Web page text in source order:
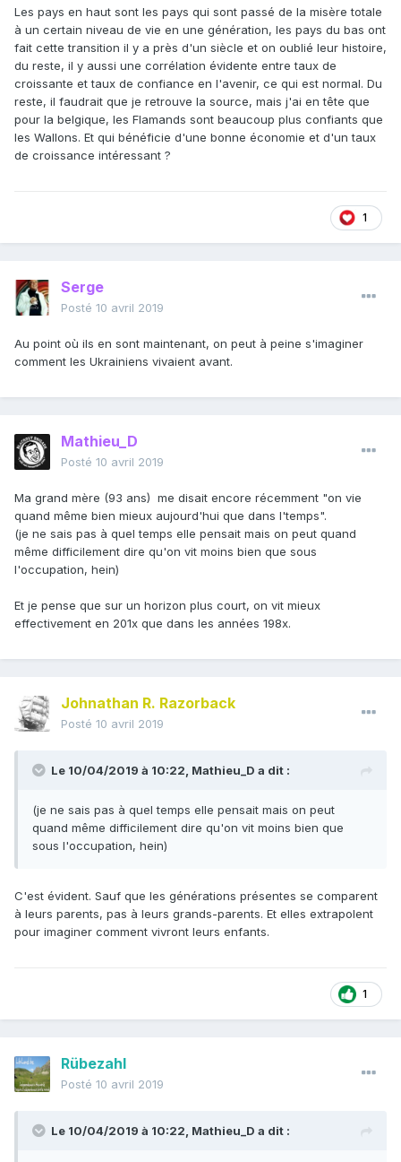
Les pays en haut sont les pays qui sont passé de la misère totale
à un certain niveau de vie en une génération, les pays du bas ont
fait cette transition il y a près d'un siècle et on oublié leur histoire,
du reste, il y aussi une corrélation évidente entre taux de
croissante et taux de confiance en l'avenir, ce qui est normal. Du
reste, il faudrait que je retrouve la source, mais j'ai en tête que
pour la belgique, les Flamands sont beaucoup plus confiants que
les Wallons. Et qui bénéficie d'une bonne économie et d'un taux
de croissance intéressant ?
1
Serge
Posté 10 avril 2019
Au point où ils en sont maintenant, on peut à peine s'imaginer
comment les Ukrainiens vivaient avant.
Mathieu_D
Posté 10 avril 2019
Ma grand mère (93 ans) me disait encore récemment "on vie
quand même bien mieux aujourd'hui que dans l'temps".
(je ne sais pas à quel temps elle pensait mais on peut quand
même difficilement dire qu'on vit moins bien que sous
l'occupation, hein)
Et je pense que sur un horizon plus court, on vit mieux
effectivement en 201x que dans les années 198x.
Johnathan R. Razorback
Posté 10 avril 2019
Le 10/04/2019 à 10:22, Mathieu_D a dit :
(je ne sais pas à quel temps elle pensait mais on peut
quand même difficilement dire qu'on vit moins bien que
sous l'occupation, hein)
C'est évident. Sauf que les générations présentes se comparent
à leurs parents, pas à leurs grands-parents. Et elles extrapolent
pour imaginer comment vivront leurs enfants.
1
Rübezahl
Posté 10 avril 2019
Le 10/04/2019 à 10:22, Mathieu_D a dit :